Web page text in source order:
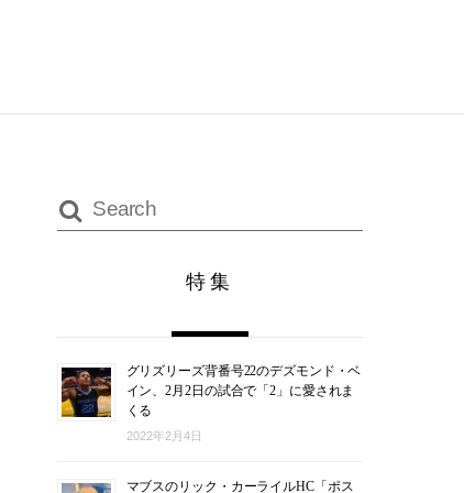
特集
グリズリーズ背番号22のデズモンド・ベ
イン、2月2日の試合で「2」に愛されま
くる
2022年2月4日
マブスのリック・カーライルHC「ポス